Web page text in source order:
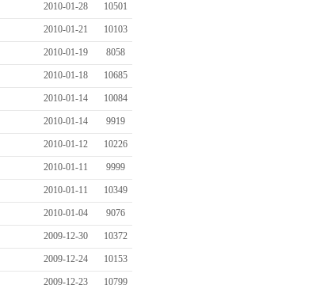
2010-01-28 10501
2010-01-21 10103
2010-01-19 8058
2010-01-18 10685
2010-01-14 10084
2010-01-14 9919
2010-01-12 10226
2010-01-11 9999
2010-01-11 10349
2010-01-04 9076
2009-12-30 10372
2009-12-24 10153
2009-12-23 10799